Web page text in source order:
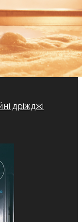
дріжджі